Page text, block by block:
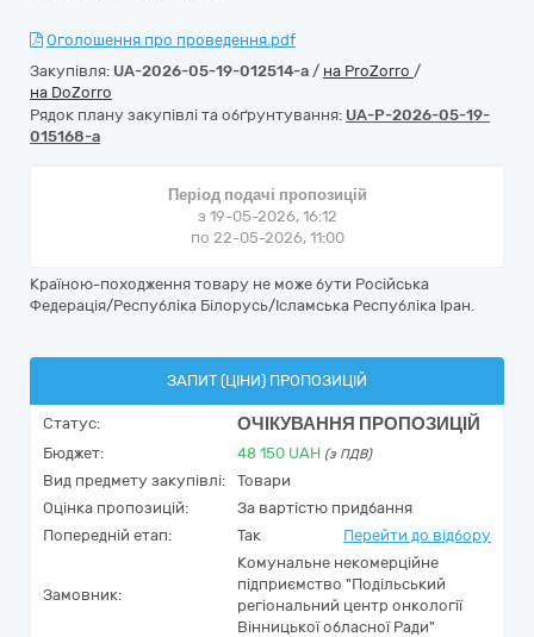
Оголошення про проведення.pdf
Закупівля: UA-2026-05-19-012514-a / на ProZorro /
на DoZorro
Рядок плану закупівлі та обґрунтування: UA-P-2026-05-19-
015168-a
Період подачі пропозицій
з 19-05-2026, 16:12
по 22-05-2026, 11:00
Країною-походження товару не може бути Російська
Федерація/Республіка Білорусь/Ісламська Республіка Іран.
ЗАПИТ (ЦІНИ) ПРОПОЗИЦІЙ
Статус: ОЧІКУВАННЯ ПРОПОЗИЦІЙ
Бюджет: 48 150 UAH (з ПДВ)
Вид предмету закупівлі:
Товари
Оцінка пропозицій:
За вартістю придбання
Попередній етап:
Так Перейти до відбору
Замовник:
Комунальне некомерційне
підприємство "Подільський
регіональний центр онкології
Вінницької обласної Ради"